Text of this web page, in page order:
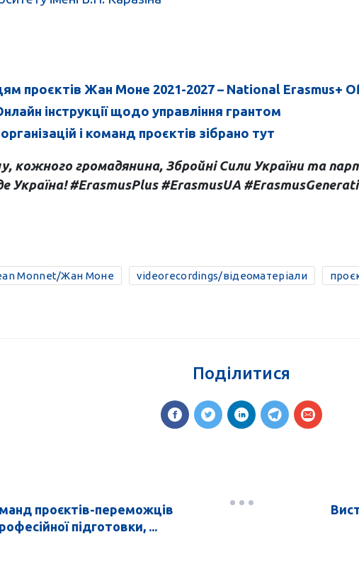
проєктів Жан Моне 2021-2027 – National Erasmus+
інструкції щодо управління грантом
і команд проєктів зібрано тут
кожного громадянина, Збройні Сили України та
Україна! #ErasmusPlus #ErasmusUA
Monnet/Жан Моне videorecordings/відеоматеріали
Поділитися
проєктів-переможців
підготовки, ...